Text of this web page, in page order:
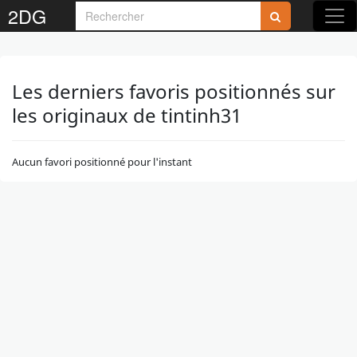
2DG
Les derniers favoris positionnés sur
les originaux de tintinh31
Aucun favori positionné pour l'instant